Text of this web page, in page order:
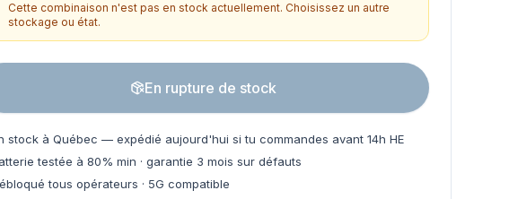
Cette combinaison n'est pas en stock actuellement. Choisissez un autre
stockage ou état.
En rupture de stock
stock à Québec — expédié aujourd'hui si tu commandes avant 14h HE
testée à 80% min · garantie 3 mois sur défauts
tous opérateurs · 5G compatible